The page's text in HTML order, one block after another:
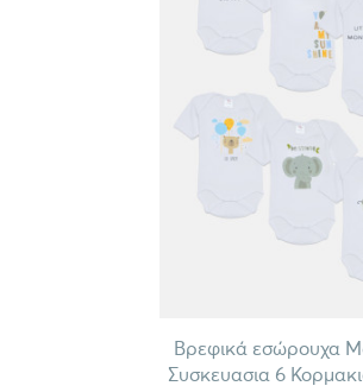
Βρεφικά εσώρουχα
Συσκευασια 6